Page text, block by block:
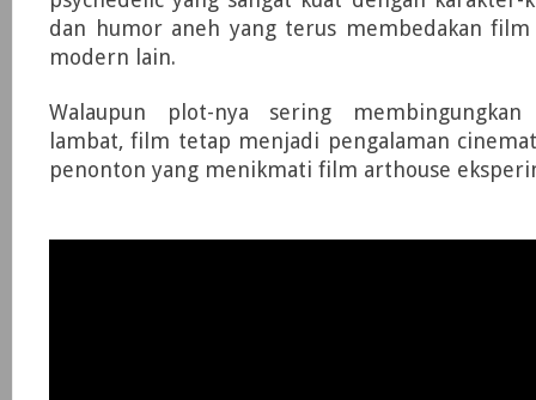
dan humor aneh yang terus membedakan
modern lain.
Walaupun plot-nya sering
lambat, film tetap menjadi pengalaman
penonton yang menikmati film arthouse